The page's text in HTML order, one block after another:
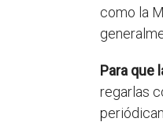
como la
Para que
regarlas